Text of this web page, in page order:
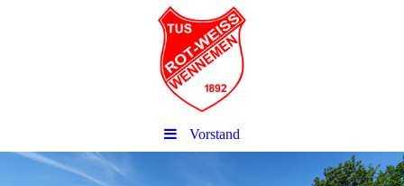
Vorstand